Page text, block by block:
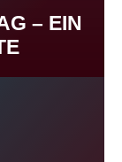
– EIN